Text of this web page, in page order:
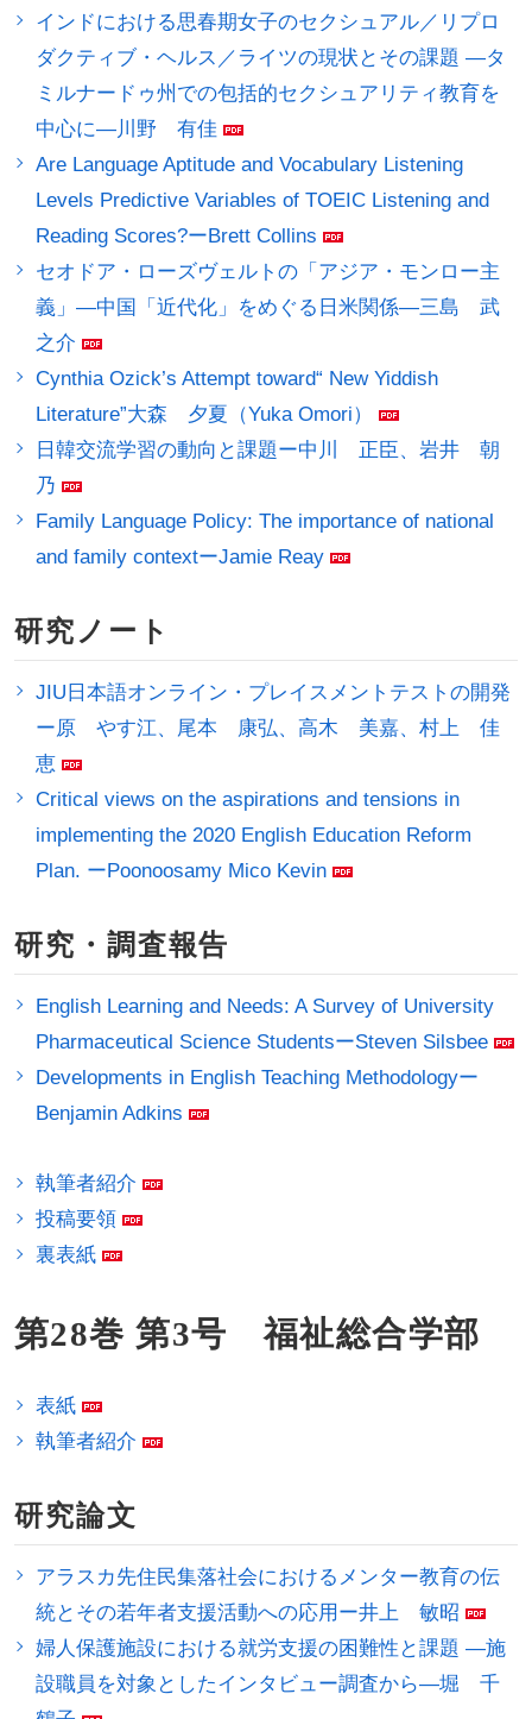
インドにおける思春期女子のセクシュアル／リプロ
ダクティブ・ヘルス／ライツの現状とその課題 ―タ
ミルナードゥ州での包括的セクシュアリティ教育を
中心に―川野 有佳
Are Language Aptitude and Vocabulary Listening
Levels Predictive Variables of TOEIC Listening and
Reading Scores?ーBrett Collins
セオドア・ローズヴェルトの「アジア・モンロー主
義」―中国「近代化」をめぐる日米関係―三島 武
之介
Cynthia Ozick’s Attempt toward“ New Yiddish
Literature”大森 夕夏（Yuka Omori）
日韓交流学習の動向と課題ー中川 正臣、岩井 朝
乃
Family Language Policy: The importance of national
and family contextーJamie Reay
研究ノート
JIU日本語オンライン・プレイスメントテストの開発
ー原 やす江、尾本 康弘、高木 美嘉、村上 佳
恵
Critical views on the aspirations and tensions in
implementing the 2020 English Education Reform
Plan. ーPoonoosamy Mico Kevin
研究・調査報告
English Learning and Needs: A Survey of University
Pharmaceutical Science StudentsーSteven Silsbee
Developments in English Teaching Methodologyー
Benjamin Adkins
執筆者紹介
投稿要領
裏表紙
第28巻 第3号 福祉総合学部
表紙
執筆者紹介
研究論文
アラスカ先住民集落社会におけるメンター教育の伝
統とその若年者支援活動への応用ー井上 敏昭
婦人保護施設における就労支援の困難性と課題 ―施
設職員を対象としたインタビュー調査から―堀 千